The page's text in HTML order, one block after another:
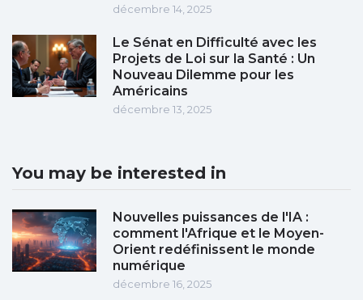
décembre 14, 2025
Le Sénat en Difficulté avec les
Projets de Loi sur la Santé : Un
Nouveau Dilemme pour les
Américains
décembre 13, 2025
You may be interested in
Nouvelles puissances de l'IA :
comment l'Afrique et le Moyen-
Orient redéfinissent le monde
numérique
décembre 16, 2025